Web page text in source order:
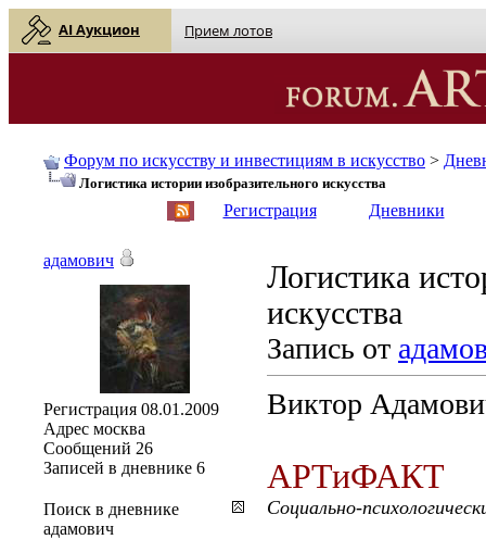
AI Аукцион Прием лотов
Форум по искусству и инвестициям в искусство >
Логистика истории изобразительного искусства
Регистрация Дневники
Логистика
искусства
Запись от
Виктор
АРТиФАКТ
Социально-
адамович
Регистрация 08.01.2009
Адрес москва
Сообщений 26
Записей в дневнике 6
Поиск в дневнике
адамович